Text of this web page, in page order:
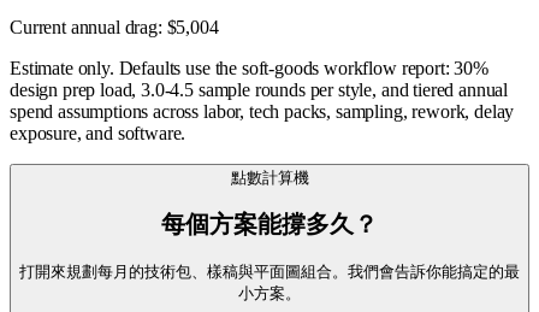
Current annual drag: $5,004
Estimate only. Defaults use the soft-goods workflow report: 30%
design prep load, 3.0-4.5 sample rounds per style, and tiered annual
spend assumptions across labor, tech packs, sampling, rework, delay
exposure, and software.
點數計算機
每個方案能撐多久？
打開來規劃每月的技術包、樣稿與平面圖組合。我們會告訴你能搞定的最
小方案。